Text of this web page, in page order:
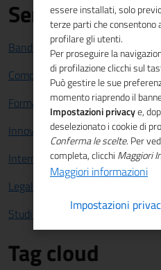
Servizi
Bandi e Finanziamenti
Competitività sistema
Formazione e lavoro
Innovazione
Internazionalizzazione
Legalità
Studi e statistiche
Tag cloud
essere installati, solo
terze parti che consentono
profilare gli utenti.
Per proseguire la
di profilazione clicchi sul
Può gestire le sue
momento riaprendo il
Impostazioni privacye,
deselezionato i cookie di
Conferma le scelte. Per
completa, clicchi Maggiori
Maggiori informazioni
Impostazioni